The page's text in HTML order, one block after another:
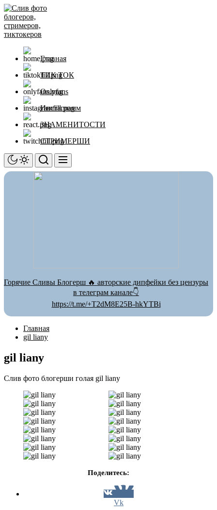
Перейти
к
содержимому
Главная
ТИК ТОК
Onlyfans
Инстаграмм
ЗНАМЕНИТОСТИ
СТРИМЕРШИ
Горячие Сливы Блогерш 🔥 авторские дипфейки без цензуры
в телеграм канале👇
https://t.me/+T2dM8E25B-hkYTBi
Главная
gil liany
gil liany
Слив фото блогерши голая gil liany
Поделитесь:
Vk